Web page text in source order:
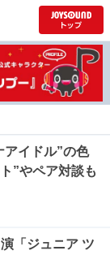
アイドル”の色
”やペア対談も
「ジュニア ツ